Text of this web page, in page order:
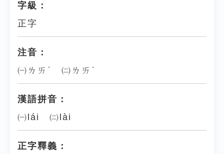
字級：
正字
注音：
㈠ㄌㄞˊ ㈡ㄌㄞˋ
漢語拼音：
㈠lái ㈡lài
正字釋義：